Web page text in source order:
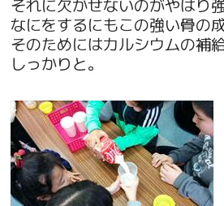
それに欠かせないのがやはり
なにをするにもこの強い骨の
そのためにはカルシウムの補
しっかりと。